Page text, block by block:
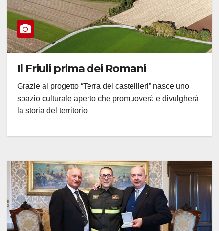
Il Friuli prima dei Romani
Grazie al progetto “Terra dei castellieri” nasce uno
spazio culturale aperto che promuoverà e divulgherà
la storia del territorio